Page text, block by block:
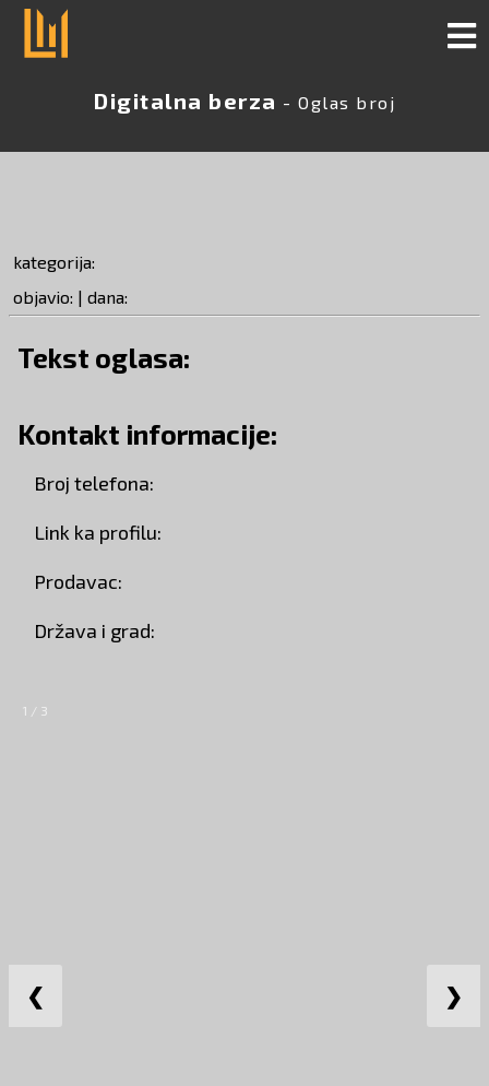
Digitalna berza - Oglas broj
kategorija:
objavio: | dana:
Tekst oglasa:
Kontakt informacije:
Broj telefona:
Link ka profilu:
Prodavac:
Država i grad:
1 / 3
❮ ❯